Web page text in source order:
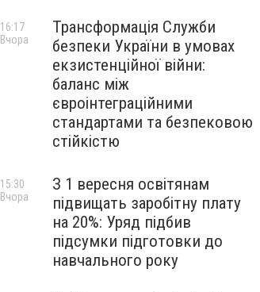
Трансформація Служби
безпеки України в умовах
екзистенційної війни:
баланс між
євроінтеграційними
стандартами та безпековою
стійкістю
16:17
Вчора
З 1 вересня освітянам
підвищать заробітну плату
на 20%: Уряд підбив
підсумки підготовки до
навчального року
15:30
Вчора